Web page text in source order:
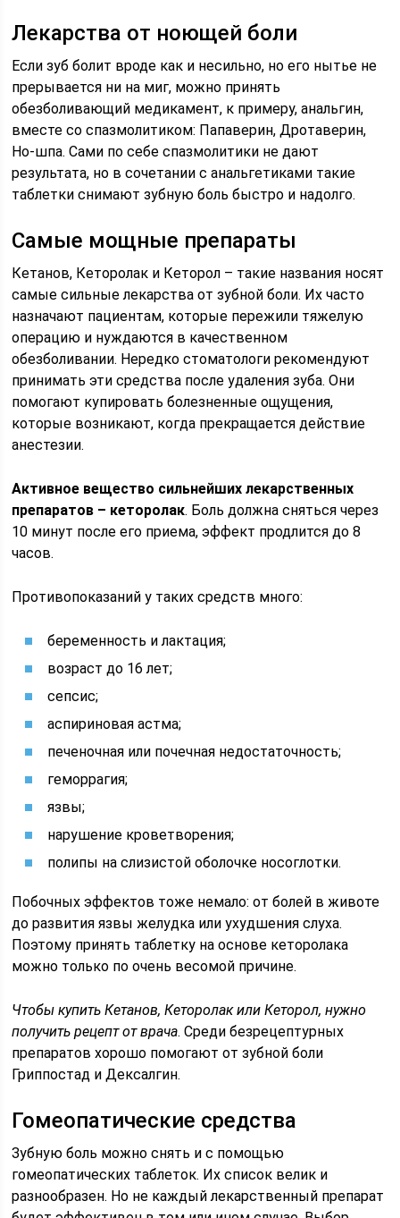
Лекарства от ноющей боли
Если зуб болит вроде как и несильно, но его нытье не
прерывается ни на миг, можно принять
обезболивающий медикамент, к примеру, анальгин,
вместе со спазмолитиком: Папаверин, Дротаверин,
Но-шпа. Сами по себе спазмолитики не дают
результата, но в сочетании с анальгетиками такие
таблетки снимают зубную боль быстро и надолго.
Самые мощные препараты
Кетанов, Кеторолак и Кеторол – такие названия носят
самые сильные лекарства от зубной боли. Их часто
назначают пациентам, которые пережили тяжелую
операцию и нуждаются в качественном
обезболивании. Нередко стоматологи рекомендуют
принимать эти средства после удаления зуба. Они
помогают купировать болезненные ощущения,
которые возникают, когда прекращается действие
анестезии.
Активное вещество сильнейших лекарственных
препаратов – кеторолак. Боль должна сняться через
10 минут после его приема, эффект продлится до 8
часов.
Противопоказаний у таких средств много:
беременность и лактация;
возраст до 16 лет;
сепсис;
аспириновая астма;
печеночная или почечная недостаточность;
геморрагия;
язвы;
нарушение кроветворения;
полипы на слизистой оболочке носоглотки.
Побочных эффектов тоже немало: от болей в животе
до развития язвы желудка или ухудшения слуха.
Поэтому принять таблетку на основе кеторолака
можно только по очень весомой причине.
Чтобы купить Кетанов, Кеторолак или Кеторол, нужно
получить рецепт от врача. Среди безрецептурных
препаратов хорошо помогают от зубной боли
Гриппостад и Дексалгин.
Гомеопатические средства
Зубную боль можно снять и с помощью
гомеопатических таблеток. Их список велик и
разнообразен. Но не каждый лекарственный препарат